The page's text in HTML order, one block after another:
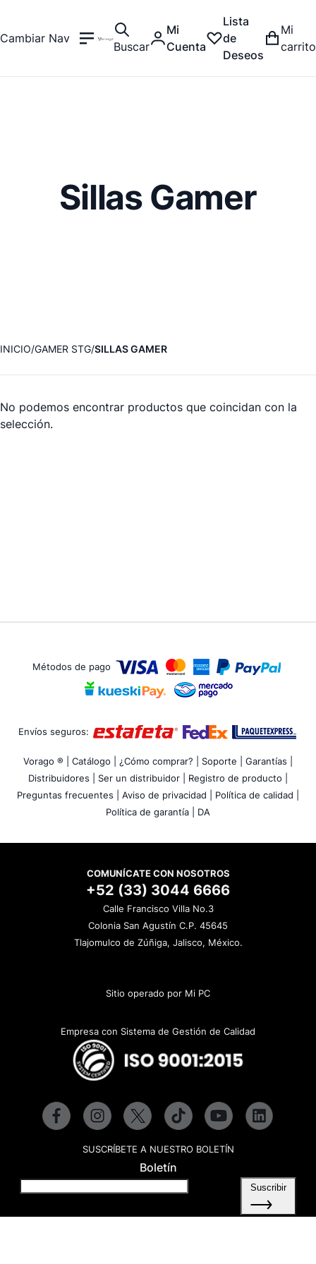
Cambiar Nav
Buscar
Mi
Cuenta
Lista
de
Deseos
Mi
carrito
Sillas Gamer
INICIO GAMER STG SILLAS GAMER
No podemos encontrar productos que coincidan con la
selección.
Métodos de pago
Envíos seguros:
Vorago ® | Catálogo | ¿Cómo comprar? | Soporte |
Garantías |
Distribuidores |
Ser un distribuidor |
Registro de producto |
Preguntas frecuentes |
Aviso de privacidad |
Política de calidad |
Política de garantía |
DA
COMUNÍCATE CON NOSOTROS
+52 (33) 3044 6666
Calle Francisco Villa No.3
Colonia San Agustín C.P. 45645
Tlajomulco de Zúñiga, Jalisco, México.
Sitio operado por Mi PC
Empresa con Sistema de Gestión de Calidad
SUSCRÍBETE A NUESTRO BOLETÍN
Boletín
Suscribir